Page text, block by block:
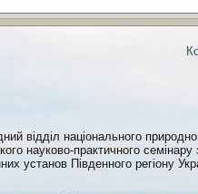
відділ національного
науково-практичного
установ Південного регіону